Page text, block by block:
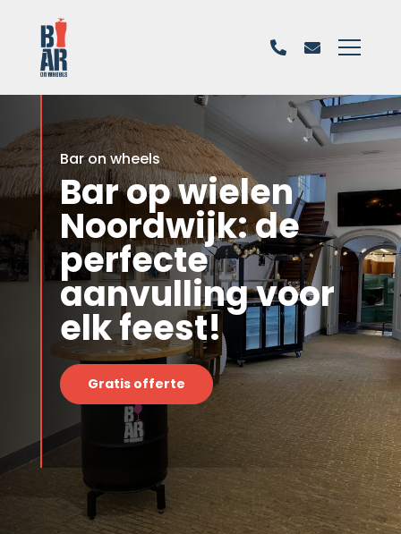
Bar on wheels
Bar op wielen
Noordwijk: de
perfecte
aanvulling voor
elk feest!
Gratis offerte